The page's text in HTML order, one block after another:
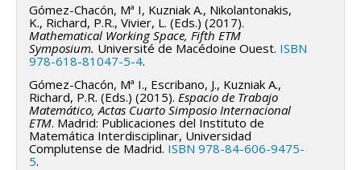
une interaction dynamique entre sujet et milieu. Les
systèmes d’IA modifient notamment :
les processus de recherche et de conjecture ;
les formes de preuve et de validation ;
les relations entre langue naturelle et langage
mathématique ;
Gómez-Chacón, Mª I, Kuzniak A., Nikolantonakis,
K., Richard, P.R., Vivier, L. (Eds.) (2017).
Mathematical Working Space, Fifth ETM
Symposium. Université de Macédoine Ouest. ISBN
978-618-81047-5-4.
Gómez-Chacón, Mª I., Escribano, J., Kuzniak A.,
Richard, P.R. (Eds.) (2015). Espacio de Trabajo
Matemático, Actas Cuarto Simposio Internacional
ETM. Madrid: Publicaciones del Instituto de
Matemática Interdisciplinar, Universidad
Complutense de Madrid. ISBN 978-84-606-9475-
5.